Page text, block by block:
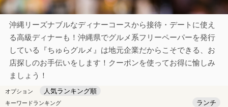
沖縄リーズナブルなディナーコースから接待・デートに使え
る高級ディナーも！沖縄県でグルメ系フリーペーパーを発行
している『ちゅらグルメ』は地元企業だからこそできる、お
店探しのお手伝いをします！クーポンを使ってお得に愉しみ
ましょう！
オプション 人気ランキング順
キーワードランキング
ランチ